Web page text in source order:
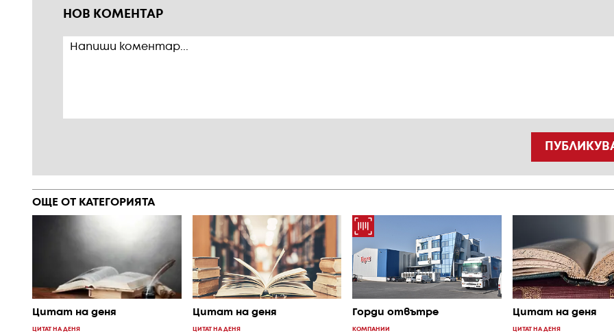
НОВ КОМЕНТАР
ОЩЕ ОТ КАТЕГОРИЯТА
Цитат на деня
ЦИТАТ НА ДЕНЯ
Цитат на деня
ЦИТАТ НА ДЕНЯ
Горди отвътре
КОМПАНИИ
Цитат на деня
ЦИТАТ НА ДЕНЯ